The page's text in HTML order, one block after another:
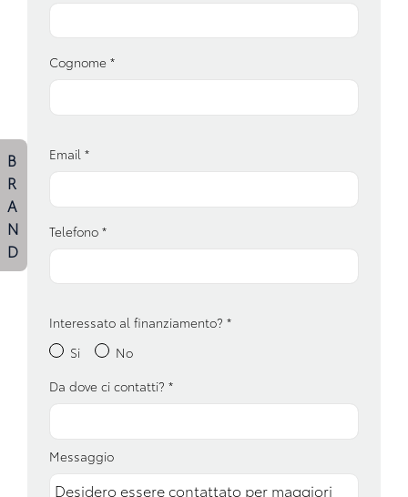
Cinture di sicurezza
Display multifunzione
Fari a led
Fari posteriori a led
Freno di stazionamento elettrico
Garanzie
Illuminazione abitacolo
Cognome *
Email *
Telefono *
Interessato al finanziamento? *
Si
No
Da dove ci contatti? *
Messaggio
B
R
A
N
D